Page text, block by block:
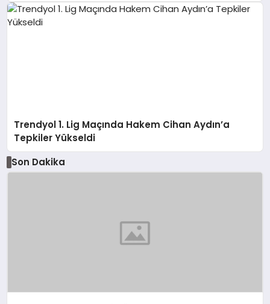
Trendyol 1. Lig Maçında Hakem Cihan Aydın’a
Tepkiler Yükseldi
Son Dakika